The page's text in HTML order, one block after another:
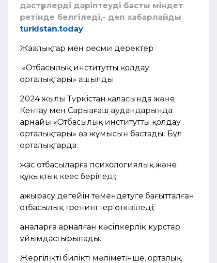
дәстүрлерді дәріптеуді басты міндет
ретінде белгіледі,- деп хабарлайды
turkistan.today
Жаңалықтар мен ресми деректер
«Отбасылық институтты қолдау
орталықтары» ашылды
2024 жылы Түркістан қаласында және
Кентау мен Сарыағаш аудандарында
арнайы «Отбасылық институтты қолдау
орталықтары» өз жұмысын бастады. Бұл
орталықтарда:
жас отбасыларға психологиялық және
құқықтық кеңес беріледі;
ажырасу деңгейін төмендетуге бағытталған
отбасылық тренингтер өткізіледі;
аналарға арналған кәсіпкерлік курстар
ұйымдастырылады.
Жергілікті биліктің мәліметінше, орталық